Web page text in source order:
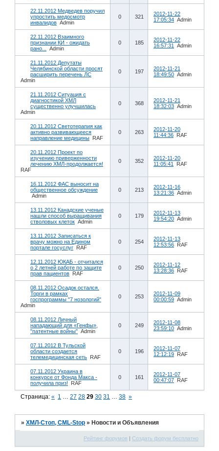
22.11.2012 Медведев поручил
упростить медосмотр
инвалидов Admin
0 321
2012-11-22
17:05:34 Admin
22.11.2012 Взаимного
признании КИ - ожидать
рано...
Admin
0 185
2012-11-22
16:57:31
Admin
21.11.2012 Депутаты
Челябинской области просят
расширить перечень ЛС
Admin
0 197
2012-11-21
18:49:50 Admin
21.11.2012 Ситуация с
диагностикой ХМЛ
существенно улучшилась
Admin
0 368
2012-11-21
18:32:03 Admin
20.11.2012 Светотерапия как
активно развивающееся
направление медицины RAF
0 263
2012-11-20
11:44:36 RAF
20.11.2012 Проект по
изучению приверженности
лечению ХМЛ-продолжается!
RAF
0 352
2012-11-20
11:05:41
RAF
16.11.2012 ФАС выносит на
общественное обсуждение
Admin
0 213
2012-11-16
13:21:36 Admin
13.11.2012 Канадские ученые
нашли способ выращивания
стволовых клеток Admin
0 179
2012-11-13
19:54:20 Admin
13.11.2012 Записаться к
врачу можно на Едином
портале госуслуг RAF
0 254
2012-11-13
12:53:56 RAF
12.11.2012 ЮКАБ - отчитался
о 2 летней работе по защите
прав пациентов RAF
0 250
2012-11-12
13:28:36 RAF
08.11.2012 Осадок остался.
Торги в рамках
госпрограммы "7 нозологий"
Admin
0 253
2012-11-09
00:00:59 Admin
08.11.2012 Личный
нападающий для «Генфы»,
"патентные войны" Admin
0 249
2012-11-08
23:59:10 Admin
07.11.2012 В Тульской
области создается
телемедицинская сеть RAF
0 196
2012-11-07
12:12:19 RAF
07.11.2012 Украина в
конкурсе от Фонда Макса -
получила приз!
RAF
0 161
2012-11-07
00:47:07 RAF
Страница:« 1 … 27 28 29 30 31 … 38 »
»ХМЛ-Стоп, CML-Stop » Новости и Объявления
Рейтинг форумов | Создать форум бесплатно